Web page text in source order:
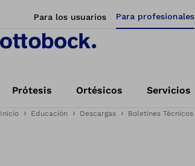
Para los usuarios Para profesionales
Prótesis Ortésicos Servicios
Inicio Educación Descargas Boletines Técnicos